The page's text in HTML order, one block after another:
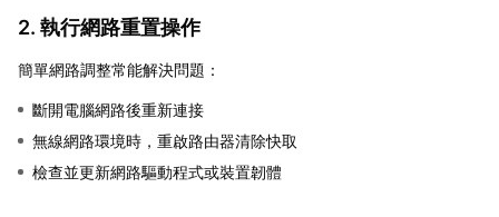
2. 執行網路重置操作
簡單網路調整常能解決問題：
斷開電腦網路後重新連接
無線網路環境時，重啟路由器清除快取
檢查並更新網路驅動程式或裝置韌體